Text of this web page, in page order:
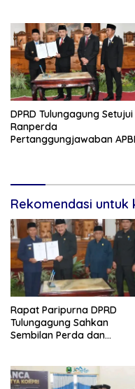
DPRD Tulungagung Setujui
Ranperda
Pertanggungjawaban
Rekomendasi untuk
Rapat Paripurna DPRD
Tulungagung Sahkan
Sembilan Perda dan